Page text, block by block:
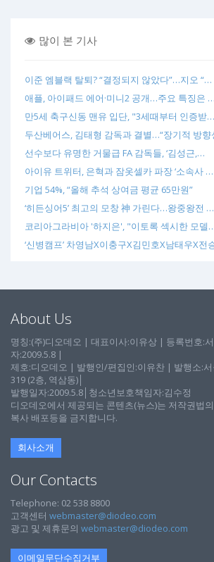
많이 본 기사
이준 엠블랙 탈퇴? “결정되지 않았다”…지오 “…
애플, 아이패드 에어·미니2 공개…주요 특징은 …
만5세 축구신동 맨유 입단, "3세때부터 인증받…
두산베어스, 김태형 감독과 결별…“장기적 방
선수보다 유명한 거물급 FA 감독들, ‘김성근,…
아이유 트위터, 은혁과 잠옷셀카 파장 ‘소속사 …
기업 54%, “올해 추석 상여금 평균 65만원”
‘히든싱어5’ 최고의 모창 神 가린다…왕중왕전 …
코리아그라비아 '하지은', "이토록 섹시한 모델
‘신병캠프’ 차영남X이충구X김민호X남태우X전
About Us
명칭:(주)디오데오 | 대표이사:이유상 | 등록번호:
자:2009.5.8 |
제호:디오데오 | 발행인/편집인:이유찬 | 발행소:
319 (2층, 역삼동)│
발행일자:2009.5.8│청소년보호책임자:김수정
디오데오에서 제공되는 콘텐츠(뉴스)는 저작권법
복사 배포등을 금지합니다.
회사소개
Our Contacts
Telephone: 02 538 8800
고객센터 webmaster@diodeo.com
광고 및 제휴문의 webmaster@diodeo.com
이메일무단수집거부